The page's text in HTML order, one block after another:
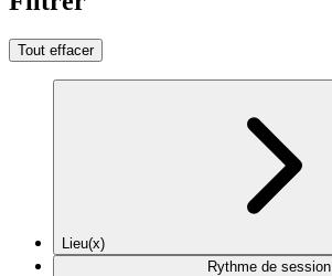
Tout effacer
Lieu(x)
Rythme de session